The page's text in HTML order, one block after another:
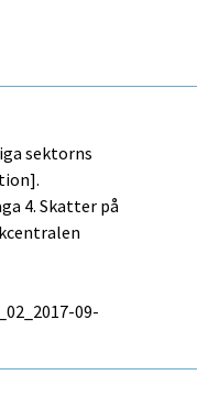
sektorns
4. Skatter på
09-